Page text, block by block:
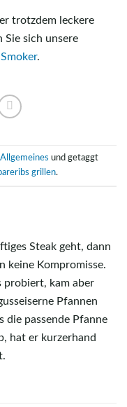
trotzdem leckere
Sie sich unsere
.
Allgemeines und getaggt
grillen.
Steak geht, dann
keine Kompromisse.
probiert, kam aber
Pfannen
die passende Pfanne
hat er kurzerhand